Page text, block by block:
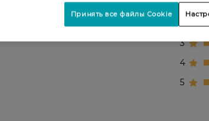
1
2
3
4
5
Принять все файлы Cookie